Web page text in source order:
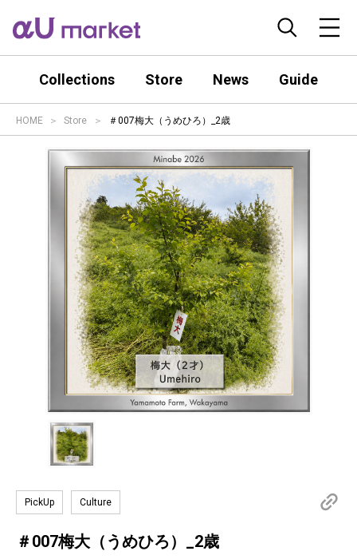
Collections Store News Guide
HOME Store ＃007梅大（うめひろ）_2歳
PickUp Culture
＃007梅大（うめひろ）_2歳